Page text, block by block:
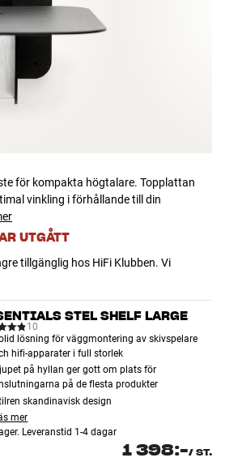
för kompakta högtalare. Topplattan
vinkling i förhållande till din
UTGÅTT
tillgänglig hos HiFi Klubben. Vi
STEL SHELF LARGE
10
lösning för väggmontering av skivspelare
hifi-apparater i full storlek
på hyllan ger gott om plats för
på de flesta produkter
skandinavisk design
mer
lager. Leveranstid 1-4 dagar
1 398:-/ ST.